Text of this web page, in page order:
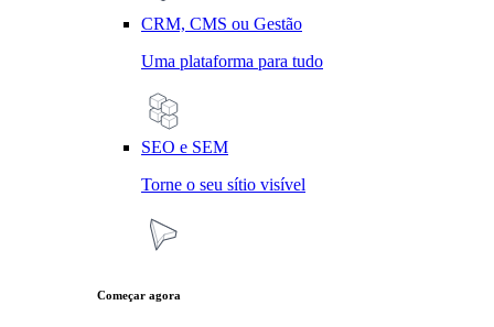
CRM, CMS ou Gestão
Uma plataforma para tudo
SEO e SEM
Torne o seu sítio visível
Começar agora